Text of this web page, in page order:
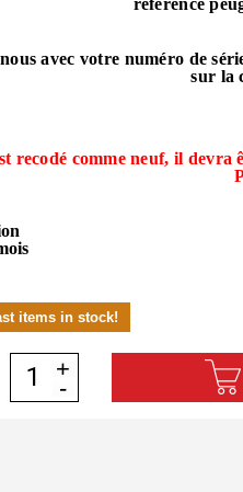
référence
avec votre numéro de
sur la
recodé comme neuf, il
items in stock!